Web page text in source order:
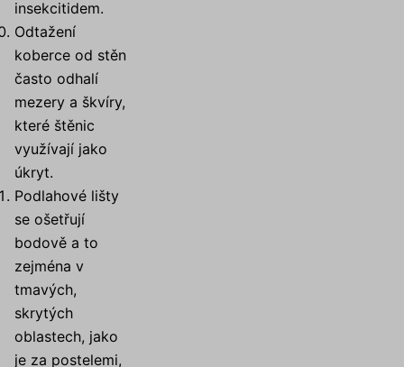
insekcitidem.
Odtažení
koberce od stěn
často odhalí
mezery a škvíry,
které štěnic
využívají jako
úkryt.
Podlahové lišty
se ošetřují
bodově a to
zejména v
tmavých,
skrytých
oblastech, jako
je za postelemi,